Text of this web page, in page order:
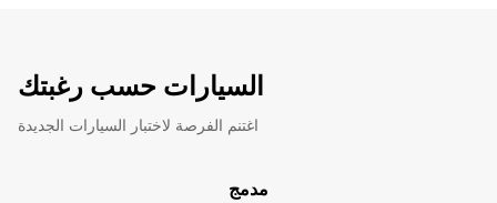
السيارات حسب رغبتك
اغتنم الفرصة لاختبار السيارات الجديدة
مدمج